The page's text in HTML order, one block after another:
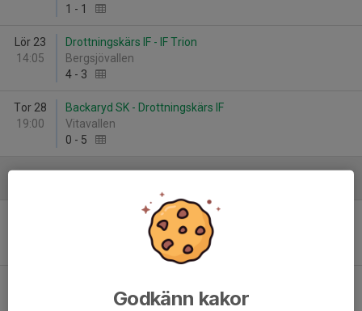
1 - 1
Lör 23
14:05
Drottningskärs IF - IF Trion
Bergsjövallen
4 - 3
Tor 28
19:00
Backaryd SK - Drottningskärs IF
Vitavallen
0 - 5
Drottningskärs IF - Fjärdsjömåla AIF
Åsjövallen 1Godkänn kakor